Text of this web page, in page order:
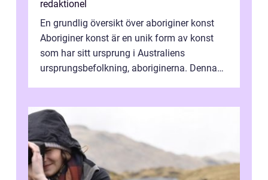
redaktionel
En grundlig översikt över aboriginer konst
Aboriginer konst är en unik form av konst
som har sitt ursprung i Australiens
ursprungsbefolkning, aboriginerna. Denna